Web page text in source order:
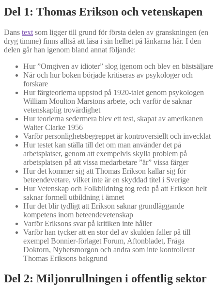
Del 1: Thomas Erikson och vetenskapen
Dans text som ligger till grund för första delen av granskningen (en
dryg timme) finns alltså att läsa i sin helhet på länkarna här. I den
delen går han igenom bland annat följande:
Hur ”Omgiven av idioter” slog igenom och blev en bästsäljare
När och hur boken började kritiseras av psykologer och
forskare
Hur färgteorierna uppstod på 1920-talet genom psykologen
William Moulton Marstons arbete, och varför de saknar
vetenskaplig trovärdighet
Hur teorierna sedermera blev ett test, skapat av amerikanen
Walter Clarke 1956
Varför personlighetsbegreppet är kontroversiellt och invecklat
Hur testet kan ställa till det om man använder det på
arbetsplatser, genom att exempelvis skylla problem på
arbetsplatsen på att vissa medarbetare ”är” vissa färger
Hur det kommer sig att Thomas Erikson kallar sig för
beteendevetare, vilket inte är en skyddad titel i Sverige
Hur Vetenskap och Folkbildning tog reda på att Erikson helt
saknar formell utbildning i ämnet
Hur det blir tydligt att Erikson saknar grundläggande
kompetens inom beteendevetenskap
Varför Eriksons svar på kritiken inte håller
Varför han tycker att en stor del av skulden faller på till
exempel Bonnier-förlaget Forum, Aftonbladet, Fråga
Doktorn, Nyhetsmorgon och andra som inte kontrollerat
Thomas Eriksons bakgrund
Del 2: Miljonrullningen i offentlig sektor